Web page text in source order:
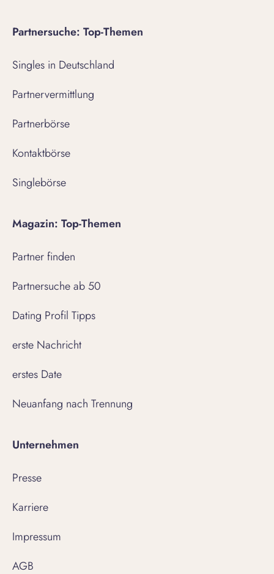
Partnersuche: Top-Themen
Singles in Deutschland
Partnervermittlung
Partnerbörse
Kontaktbörse
Singlebörse
Magazin: Top-Themen
Partner finden
Partnersuche ab 50
Dating Profil Tipps
erste Nachricht
erstes Date
Neuanfang nach Trennung
Unternehmen
Presse
Karriere
Impressum
AGB